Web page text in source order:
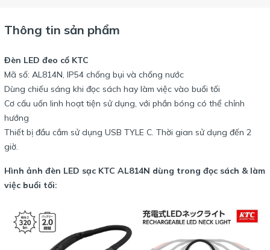
Thông tin sản phẩm
Đèn LED đeo cổ KTC
Mã số: AL814N, IP54 chống bụi và chống nước
Dùng chiếu sáng khi đọc sách hay làm việc vào buổi tối
Cơ cấu uốn linh hoạt tiện sử dụng, với phần bóng có thể chỉnh
hướng
Thiết bị đầu cắm sử dụng USB TYLE C. Thời gian sử dụng đến 2
giờ.
Hình ảnh đèn LED sạc KTC AL814N dùng trong đọc sách & làm
việc buổi tối: